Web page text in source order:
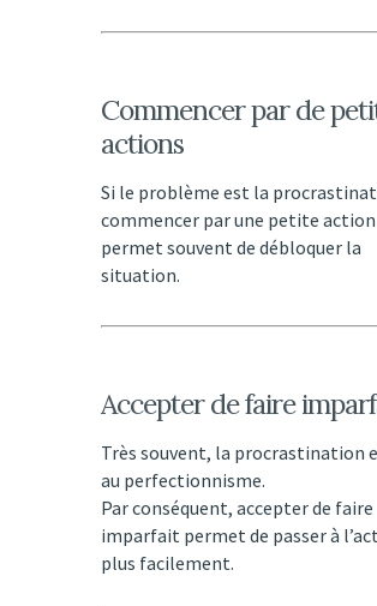
Commencer par de
actions
Si le problème est la
commencer par une petite action
permet souvent de débloquer la
situation.
Accepter de faire
Très souvent, la procrastination
au perfectionnisme.
Par conséquent, accepter de faire
imparfait permet de passer à
plus facilement.